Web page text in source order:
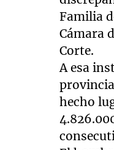
Familia
Cámara
Corte.
A esa
hecho